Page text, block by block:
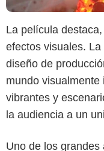
La película
efectos visuales.
diseño de
mundo
vibrantes y
la audiencia a un
Uno de los